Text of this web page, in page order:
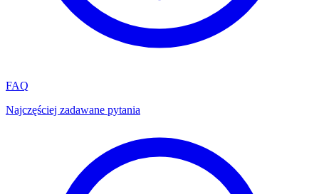
FAQ
Najczęściej zadawane pytania